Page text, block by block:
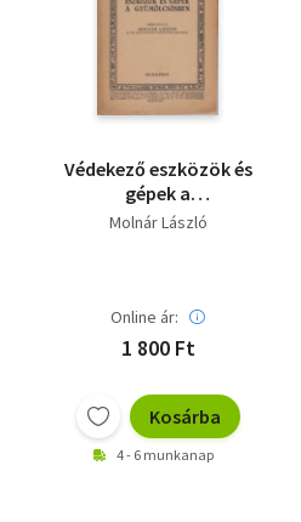
Védekező eszközök és
gépek a
gyümölcsösökben
Molnár László
Online ár:
1 800 Ft
Kosárba
4 - 6 munkanap